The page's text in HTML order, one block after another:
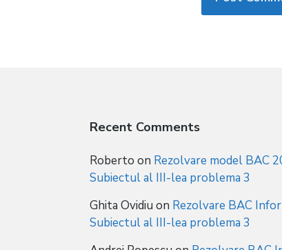
Recent Comments
Roberto on Rezolvare model BAC
Subiectul al III-lea problema 3
Ghita Ovidiu on Rezolvare BAC
Subiectul al III-lea problema 3